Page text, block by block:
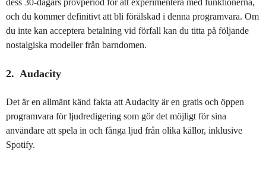
dess 30-dagars provperiod för att experimentera med funktionerna,
och du kommer definitivt att bli förälskad i denna programvara. Om
du inte kan acceptera betalning vid förfall kan du titta på följande
nostalgiska modeller från barndomen.
2. Audacity
Det är en allmänt känd fakta att Audacity är en gratis och öppen
programvara för ljudredigering som gör det möjligt för sina
användare att spela in och fånga ljud från olika källor, inklusive
Spotify.